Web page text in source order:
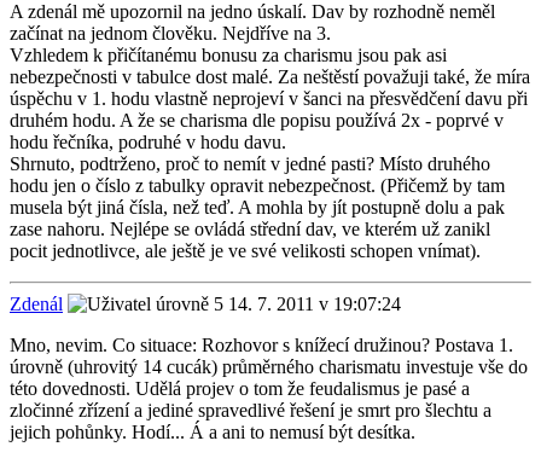
A zdenál mě upozornil na jedno úskalí. Dav by rozhodně neměl
začínat na jednom člověku. Nejdříve na 3.
Vzhledem k přičítanému bonusu za charismu jsou pak asi
nebezpečnosti v tabulce dost malé. Za neštěstí považuji také, že míra
úspěchu v 1. hodu vlastně neprojeví v šanci na přesvědčení davu při
druhém hodu. A že se charisma dle popisu používá 2x - poprvé v
hodu řečníka, podruhé v hodu davu.
Shrnuto, podtrženo, proč to nemít v jedné pasti? Místo druhého
hodu jen o číslo z tabulky opravit nebezpečnost. (Přičemž by tam
musela být jiná čísla, než teď. A mohla by jít postupně dolu a pak
zase nahoru. Nejlépe se ovládá střední dav, ve kterém už zanikl
pocit jednotlivce, ale ještě je ve své velikosti schopen vnímat).
Zdenál
14. 7. 2011 v 19:07:24
Mno, nevim. Co situace: Rozhovor s knížecí družinou? Postava 1.
úrovně (uhrovitý 14 cucák) průměrného charismatu investuje vše do
této dovednosti. Udělá projev o tom že feudalismus je pasé a
zločinné zřízení a jediné spravedlivé řešení je smrt pro šlechtu a
jejich pohůnky. Hodí... Á a ani to nemusí být desítka.